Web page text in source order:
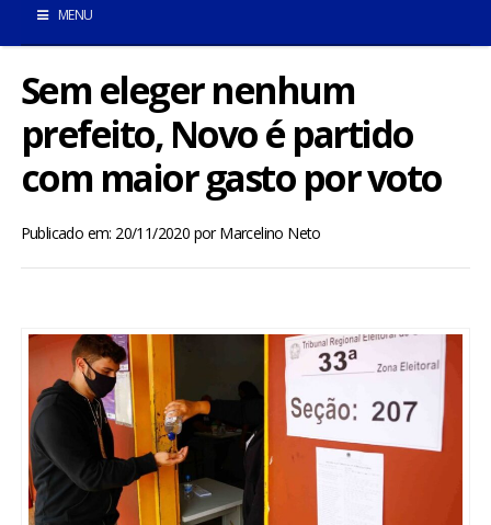
MENU
POMBAL E REGIÃO
BRASIL
ESPORTES
ENTRETENIMENTO
ENQUETE
Sem eleger nenhum
prefeito, Novo é partido
com maior gasto por voto
Publicado em: 20/11/2020 porMarcelino Neto